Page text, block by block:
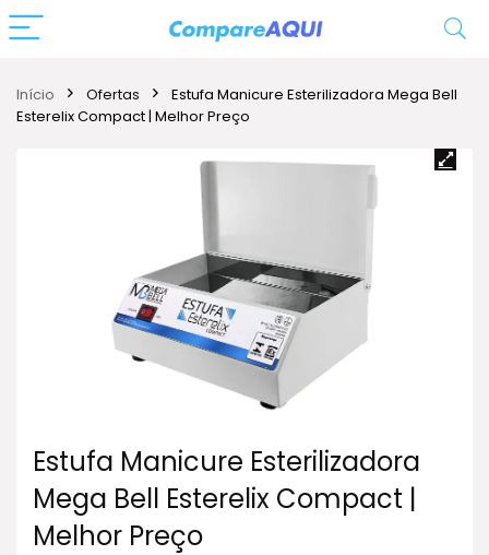
Início Ofertas
Estufa Manicure Esterilizadora Mega Bell
Esterelix Compact | Melhor Preço
Estufa Manicure Esterilizadora
Mega Bell Esterelix Compact |
Melhor Preço